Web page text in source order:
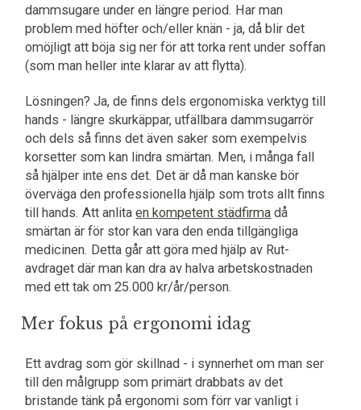
dammsugare under en längre period. Har man
problem med höfter och/eller knän - ja, då blir det
omöjligt att böja sig ner för att torka rent under soffan
(som man heller inte klarar av att flytta).
Lösningen? Ja, de finns dels ergonomiska verktyg till
hands - längre skurkäppar, utfällbara dammsugarrör
och dels så finns det även saker som exempelvis
korsetter som kan lindra smärtan. Men, i många fall
så hjälper inte ens det. Det är då man kanske bör
överväga den professionella hjälp som trots allt finns
till hands. Att anlitaen kompetent städfirma då
smärtan är för stor kan vara den enda tillgängliga
medicinen. Detta går att göra med hjälp av Rut-
avdraget där man kan dra av halva arbetskostnaden
med ett tak om 25.000 kr/år/person.
Mer fokus på ergonomi idag
Ett avdrag som gör skillnad - i synnerhet om man ser
till den målgrupp som primärt drabbats av det
bristande tänk på ergonomi som förr var vanligt i